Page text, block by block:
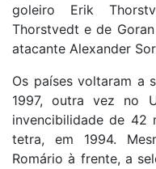
goleiro Erik
Thorstvedt e de
atacante Alexander
Os países voltaram a
1997, outra vez no
invencibilidade de 42
tetra, em 1994.
Romário à frente, a